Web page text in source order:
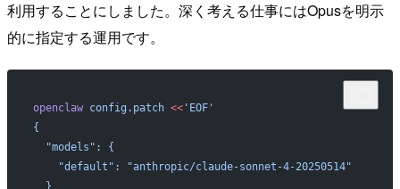
利用することにしました。深く考える仕事にはOpusを明示
的に指定する運用です。
openclaw config.patch <<'EOF'
{
  "models": {
    "default": "anthropic/claude-sonnet-4-20250514"
  }